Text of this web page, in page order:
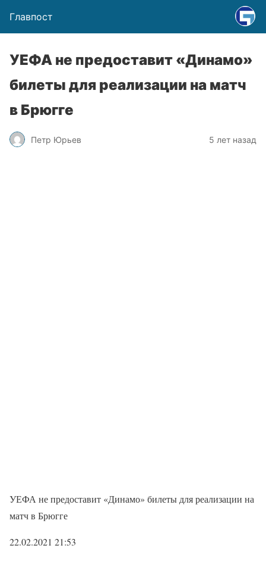
Главпост
УЕФА не предоставит «Динамо»
билеты для реализации на матч
в Брюгге
Петр Юрьев 5 лет назад
УЕФА не предоставит «Динамо» билеты для реализации на
матч в Брюгге
22.02.2021 21:53